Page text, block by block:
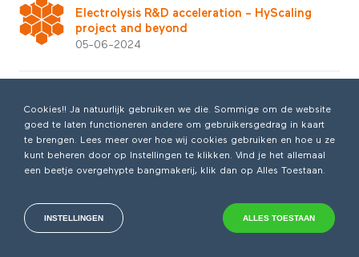
Electrolysis R&D acceleration – HyScaling
project and beyond
05-06-2024
04-06-2024 t/m 05-06-2024
Equipment Roadmap
31-05-2024
Cookies!! Ja natuurlijk gebruiken we die. Sommige om de website
goed te laten functioneren andere om gebruikersgedrag in kaart
te brengen. Lees meer over hoe wij cookies gebruiken en hoe u ze
kunt beheren door op Instellingen te klikken. Vind je het allemaal
een beetje overgehypte bangmakerij, klik dan op Alles Toestaan.
INSTELLINGEN ALLES TOESTAAN